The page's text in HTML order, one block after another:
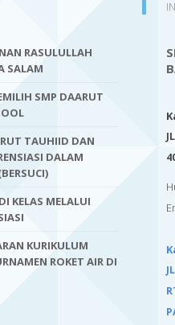
RASULULLAH
SALAM
SMP DAARUT
TAUHIID DAN
DALAM
KELAS MELALUI
KURIKULUM
ROKET AIR DI